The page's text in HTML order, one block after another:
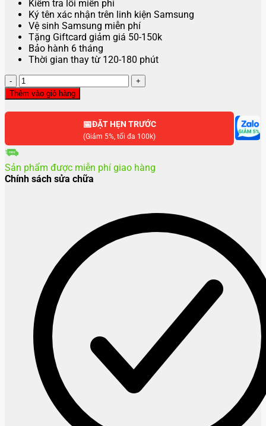
Kiểm tra lỗi miễn phí
Ký tên xác nhận trên linh kiện Samsung
Vệ sinh Samsung miễn phí
Tặng Giftcard giảm giá 50-150k
Bảo hành 6 tháng
Thời gian thay từ 120-180 phút
Thay
camera
sau
Samsung
lượng
Thêm vào giỏ hàng
📅ĐẶT HẸN TRƯỚC
(Giảm 5%, tối đa 100k)
Sản phẩm được miễn phí giao hàng
Chính sách sửa chữa